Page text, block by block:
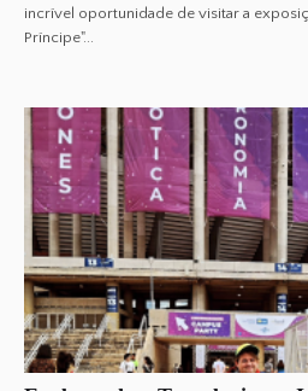
incrível oportunidade de visitar a
Príncipe"...